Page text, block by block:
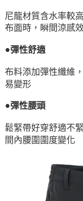
尼龍材質含水率較
布面時，瞬間涼感
●彈性舒適
布料添加彈性纖維
易變形
●彈性腰頭
鬆緊帶好穿舒適不
間內腰圍圍度變化